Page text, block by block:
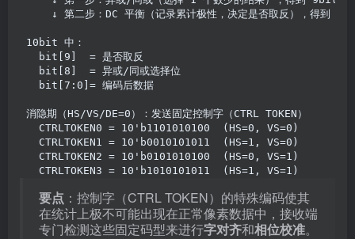
↓ 第二步：DC 平衡（记录累计极性，决定是否取反），得到
10bit 中：
  bit[9]  = 是否取反
  bit[8]  = 异或/同或选择位
  bit[7:0]= 编码后数据
消隐期（HS/VS/DE=0）：发送固定控制字（CTRL TOKEN）
  CTRLTOKEN0 = 10'b1101010100  (HS=0, VS=0)
  CTRLTOKEN1 = 10'b0010101011  (HS=1, VS=0)
  CTRLTOKEN2 = 10'b0101010100  (HS=0, VS=1)
  CTRLTOKEN3 = 10'b1010101011  (HS=1, VS=1)
要点 ：控制字（CTRL TOKEN）的特殊编码使其
在统计上极不可能出现在正常像素数据中，接收端
专门检测这些固定码型来进行字对齐和相位校准。